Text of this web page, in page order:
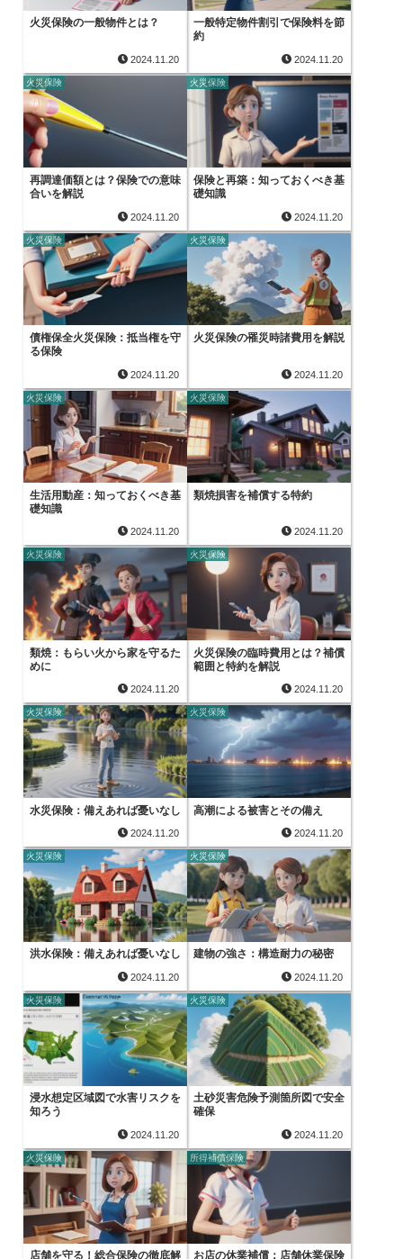
火災保険の一般物件とは？
2024.11.20
一般特定物件割引で保険料を節
約
2024.11.20
火災保険
再調達価額とは？保険での意味
合いを解説
2024.11.20
火災保険
保険と再築：知っておくべき基
礎知識
2024.11.20
火災保険
債権保全火災保険：抵当権を守
る保険
2024.11.20
火災保険
火災保険の罹災時諸費用を解説
2024.11.20
火災保険
生活用動産：知っておくべき基
礎知識
2024.11.20
火災保険
類焼損害を補償する特約
2024.11.20
火災保険
類焼：もらい火から家を守るた
めに
2024.11.20
火災保険
火災保険の臨時費用とは？補償
範囲と特約を解説
2024.11.20
火災保険
水災保険：備えあれば憂いなし
2024.11.20
火災保険
高潮による被害とその備え
2024.11.20
火災保険
洪水保険：備えあれば憂いなし
2024.11.20
火災保険
建物の強さ：構造耐力の秘密
2024.11.20
火災保険
浸水想定区域図で水害リスクを
知ろう
2024.11.20
火災保険
土砂災害危険予測箇所図で安全
確保
2024.11.20
火災保険
店舗を守る！総合保険の徹底解
所得補償保険
お店の休業補償：店舗休業保険